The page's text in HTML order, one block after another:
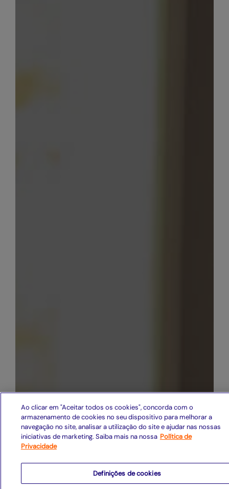
Ao clicar em "Aceitar todos os cookies", concorda com o
armazenamento de cookies no seu dispositivo para melhorar a
navegação no site, analisar a utilização do site e ajudar nas nossas
iniciativas de marketing. Saiba mais na nossa Política de
Privacidade
Definições de cookies